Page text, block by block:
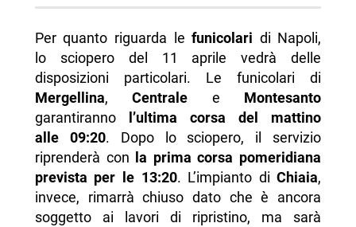
Per quanto riguarda lefunicolari di Napoli,
lo sciopero del 11 aprile vedrà delle
disposizioni particolari. Le funicolari di
Mergellina,Centrale e Montesanto
garantiranno
l’ultima corsa del mattino
alle 09:20. Dopo lo sciopero, il servizio
riprenderà con
la prima corsa pomeridiana
prevista per le 13:20. L’impianto diChiaia,
invece, rimarrà chiuso dato che è ancora
soggetto ai lavori di ripristino, ma sarà